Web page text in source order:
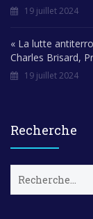
19 juillet 2024
« La lutte
Charles Brisard,
19 juillet 2024
Recherche
c